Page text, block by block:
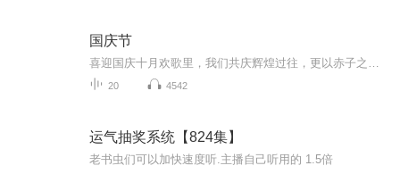
国庆节
20 4542
运气抽奖系统【824集】
老书虫们可以加快速度听.主播自己听用的 1.5倍